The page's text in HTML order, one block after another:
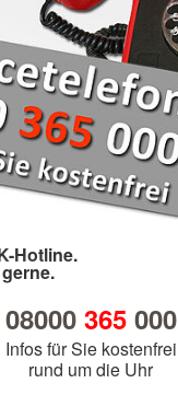
Hotline.
08000 365000
Infos für Sie kostenfrei
rund um die Uhr